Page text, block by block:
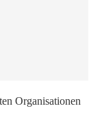
Organisationen